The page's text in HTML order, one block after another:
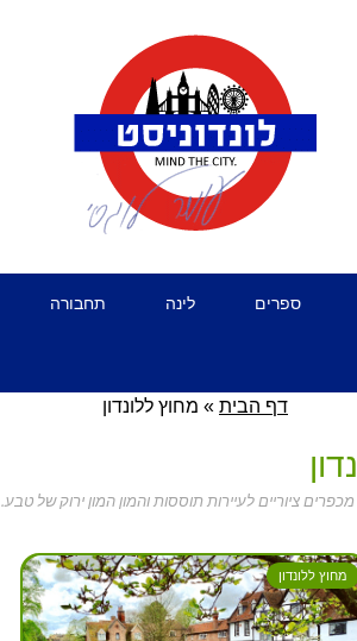
ספרים לינה תחבורה
דף הבית » מחוץ ללונדון
ציוריים לעיירות תוססות והמון המון ירוק של טבע.
מחוץ ללונדון